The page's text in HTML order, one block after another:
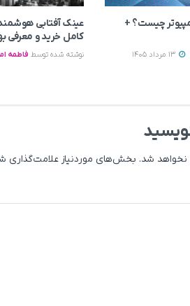
چیست؟ +
عینک آفتابی
کامل خرید و معرفی
نوشته شده توسط فاطمه
نخواهد شد. بخش‌های موردنیاز علامت‌گذاری